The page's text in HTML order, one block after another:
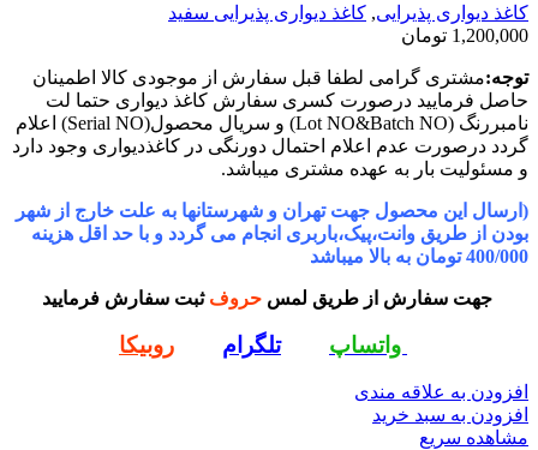
کاغذ دیواری پذیرایی, کاغذ دیواری پذیرایی سفید
1,200,000 تومان
توجه:مشتری گرامی لطفا قبل سفارش از موجودی کالا اطمینان
حاصل فرمایید درصورت کسری سفارش کاغذ دیواری حتما لت
نامبررنگ (Lot NO&Batch NO) و سریال محصول(Serial NO) اعلام
گردد درصورت عدم اعلام احتمال دورنگی در کاغذدیواری وجود دارد
و مسئولیت بار به عهده مشتری میباشد.
(ارسال این محصول جهت تهران و شهرستانها به علت خارج از شهر
بودن از طریق وانت،پیک،باربری انجام می گردد و با حد اقل هزینه
400/000 تومان به بالا میباشد
جهت سفارش از طریق لمسحروف ثبت سفارش فرمایید
واتساپ تلگرام روبیکا
افزودن به علاقه مندی
افزودن به سبد خرید
مشاهده سریع